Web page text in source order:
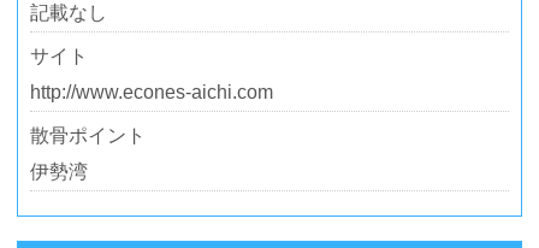
記載なし
サイト
http://www.econes-aichi.com
散骨ポイント
伊勢湾